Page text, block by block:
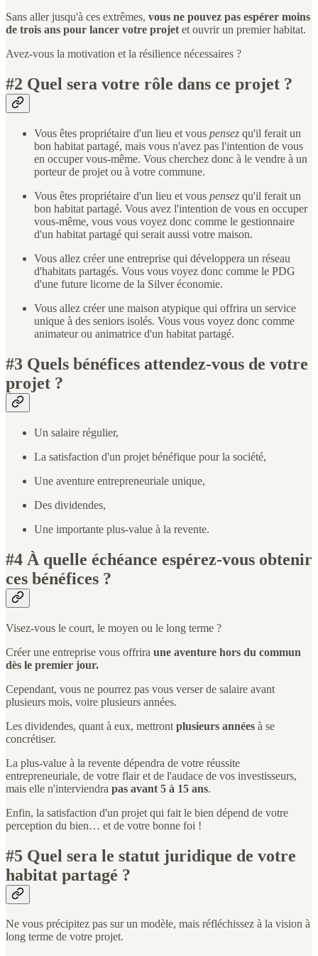
Sans aller jusqu'à ces extrêmes, vous ne pouvez pas espérer moins
de trois ans pour lancer votre projet et ouvrir un premier habitat.
Avez-vous la motivation et la résilience nécessaires ?
#2 Quel sera votre rôle dans ce projet ?
Vous êtes propriétaire d'un lieu et vous pensez qu'il ferait un
bon habitat partagé, mais vous n'avez pas l'intention de vous
en occuper vous-même. Vous cherchez donc à le vendre à un
porteur de projet ou à votre commune.
Vous êtes propriétaire d'un lieu et vous pensez qu'il ferait un
bon habitat partagé. Vous avez l'intention de vous en occuper
vous-même, vous vous voyez donc comme le gestionnaire
d'un habitat partagé qui serait aussi votre maison.
Vous allez créer une entreprise qui développera un réseau
d'habitats partagés. Vous vous voyez donc comme le PDG
d'une future licorne de la Silver économie.
Vous allez créer une maison atypique qui offrira un service
unique à des seniors isolés. Vous vous voyez donc comme
animateur ou animatrice d'un habitat partagé.
#3 Quels bénéfices attendez-vous de votre
projet ?
Un salaire régulier,
La satisfaction d'un projet bénéfique pour la société,
Une aventure entrepreneuriale unique,
Des dividendes,
Une importante plus-value à la revente.
#4 À quelle échéance espérez-vous obtenir
ces bénéfices ?
Visez-vous le court, le moyen ou le long terme ?
Créer une entreprise vous offrira une aventure hors du commun
dès le premier jour.
Cependant, vous ne pourrez pas vous verser de salaire avant
plusieurs mois, voire plusieurs années.
Les dividendes, quant à eux, mettront plusieurs années à se
concrétiser.
La plus-value à la revente dépendra de votre réussite
entrepreneuriale, de votre flair et de l'audace de vos investisseurs,
mais elle n'interviendra pas avant 5 à 15 ans.
Enfin, la satisfaction d'un projet qui fait le bien dépend de votre
perception du bien… et de votre bonne foi !
#5 Quel sera le statut juridique de votre
habitat partagé ?
Ne vous précipitez pas sur un modèle, mais réfléchissez à la vision à
long terme de votre projet.